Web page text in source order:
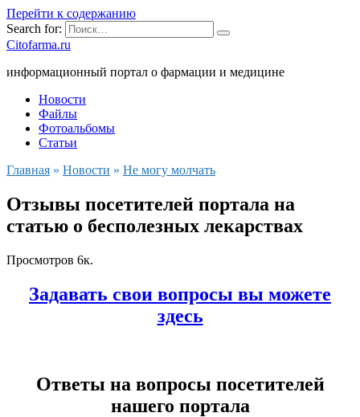
Перейти к содержанию
Search for:
Citofarma.ru
информационный портал о фармации и медицине
Новости
Файлы
Фотоальбомы
Статьи
Главная » Новости » Не могу молчать
Отзывы посетителей портала на
статью о бесполезных лекарствах
Просмотров 6к.
Задавать свои вопросы вы можете
здесь
Ответы на вопросы посетителей
нашего портала